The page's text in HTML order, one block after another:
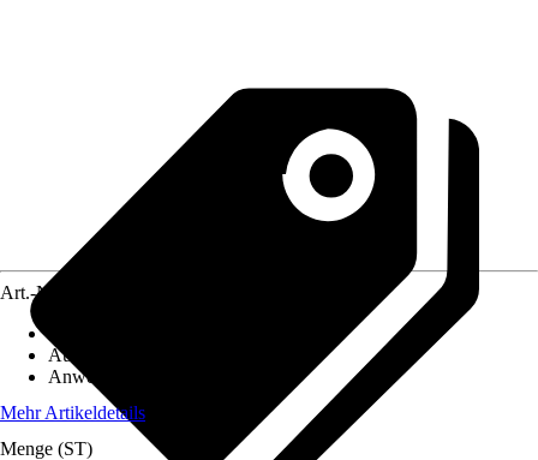
Art.-Nr.
Ausführung
Anwendungsbereich
Mehr Artikeldetails
Menge (ST)